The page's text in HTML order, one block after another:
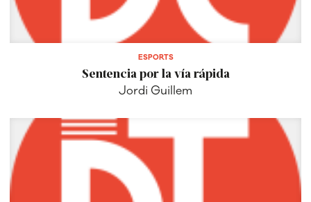
ESPORTS
Sentencia por la vía rápida
Jordi Guillem